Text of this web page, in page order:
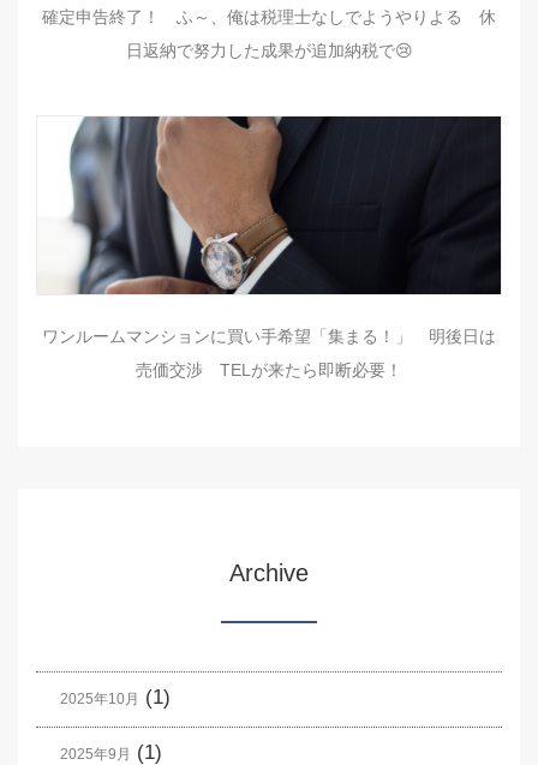
確定申告終了！ ふ～、俺は税理士なしでようやりよる 休
日返納で努力した成果が追加納税で😢
ワンルームマンションに買い手希望「集まる！」 明後日は
売価交渉 TELが来たら即断必要！
Archive
2025年10月 (1)
2025年9月 (1)